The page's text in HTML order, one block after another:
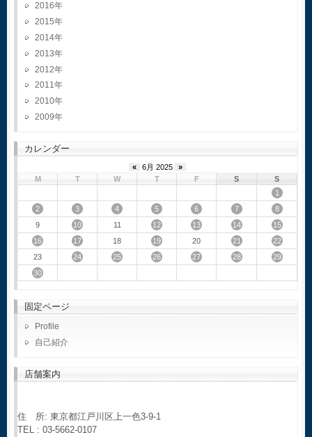
2016
2015
2014
2013
2012
2011
2010
2009
カレンダー
« 6月 2025
»
M
T W T F S
S
1
2
3 4 5 6 7
8
9
10 11 12 13 14
15
16
17 18 19 20 21
22
23
24 25 26 27 28
29
30
固定ページ
Profile
自己紹介
店舗案内
住 所: 東京都江戸川区上一色3-9-1
TEL : 03-5662-0107